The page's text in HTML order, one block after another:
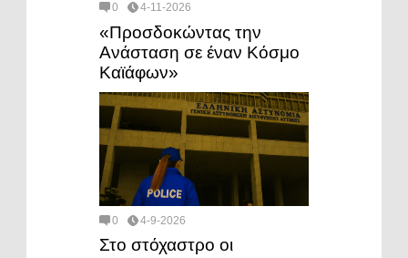
0 4-11-2026
​«Προσδοκώντας την
Ανάσταση σε έναν Κόσμο
Καϊάφων»
0 4-9-2026
Στο στόχαστρο οι